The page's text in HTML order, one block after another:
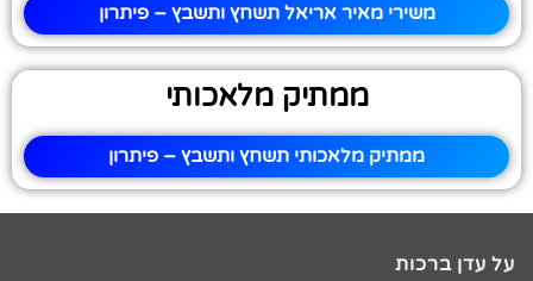
משירי מאיר אריאל תשחץ ותשבץ – פיתרון
ממתיק מלאכותי
ממתיק מלאכותי תשחץ ותשבץ – פיתרון
על עדן ברכות